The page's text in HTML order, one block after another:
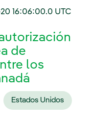
20 16:06:00.0 UTC
de
los
Estados Unidos